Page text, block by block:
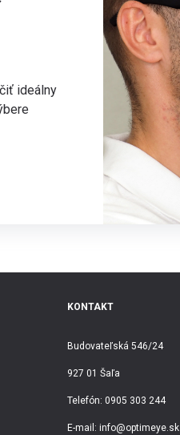
ideálny
KONTAKT
Budovateľská 546/24
927 01 Šaľa
Telefón: 0905 303 244
E-mail: info@optimeye.sk